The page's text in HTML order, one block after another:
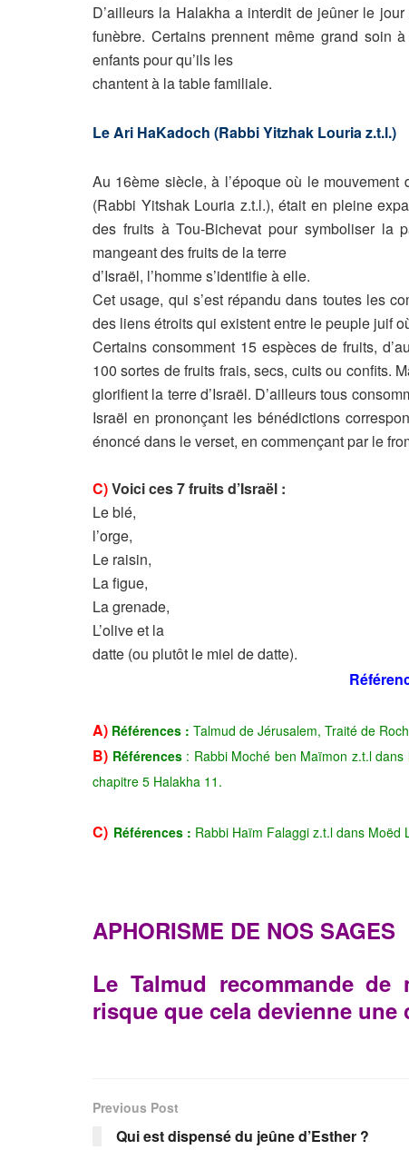
D’ailleurs la Halakha a interdit de jeûner le
funèbre. Certains prennent même grand soin
enfants pour qu’ils les
chantent à la table familiale.
Le Ari HaKadoch (Rabbi Yitzhak Louria z.t.l.)
Au 16ème siècle, à l’époque où le
(Rabbi Yitshak Louria z.t.l.), était en pleine
des fruits à Tou-Bichevat pour symboliser la
mangeant des fruits de la terre
d’Israël, l’homme s’identifie à elle.
Cet usage, qui s’est répandu dans toutes les
des liens étroits qui existent entre le peuple juif
Certains consomment 15 espèces de fruits,
100 sortes de fruits frais, secs, cuits ou confits.
glorifient la terre d’Israël. D’ailleurs tous
Israël en prononçant les bénédictions
énoncé dans le verset, en commençant par le
C)Voici ces 7 fruits d’Israël :
Le blé,
l’orge,
Le raisin,
La figue,
La grenade,
L’olive et la
datte (ou plutôt le miel de datte).
A) Références : Talmud de Jérusalem, Traité de
B) Références: Rabbi Moché ben Maïmon z.t.l dans
chapitre 5 Halakha 11.
C) Références : Rabbi Haïm Falaggi z.t.l dans Moëd
APHORISME DE NOS SAGES
Le Talmud recommande
risque que cela devienne une
Previous Post
Qui est dispensé du jeûne d’Esther ?